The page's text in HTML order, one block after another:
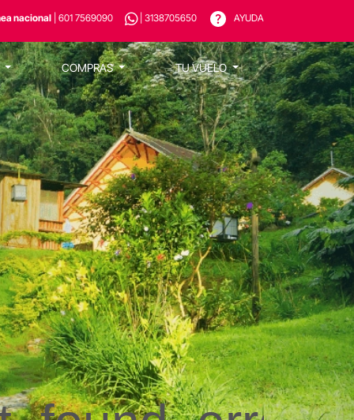
nacional | 601 7569090 | 3138705650 AYUDA
COMPRAS TU VUELO